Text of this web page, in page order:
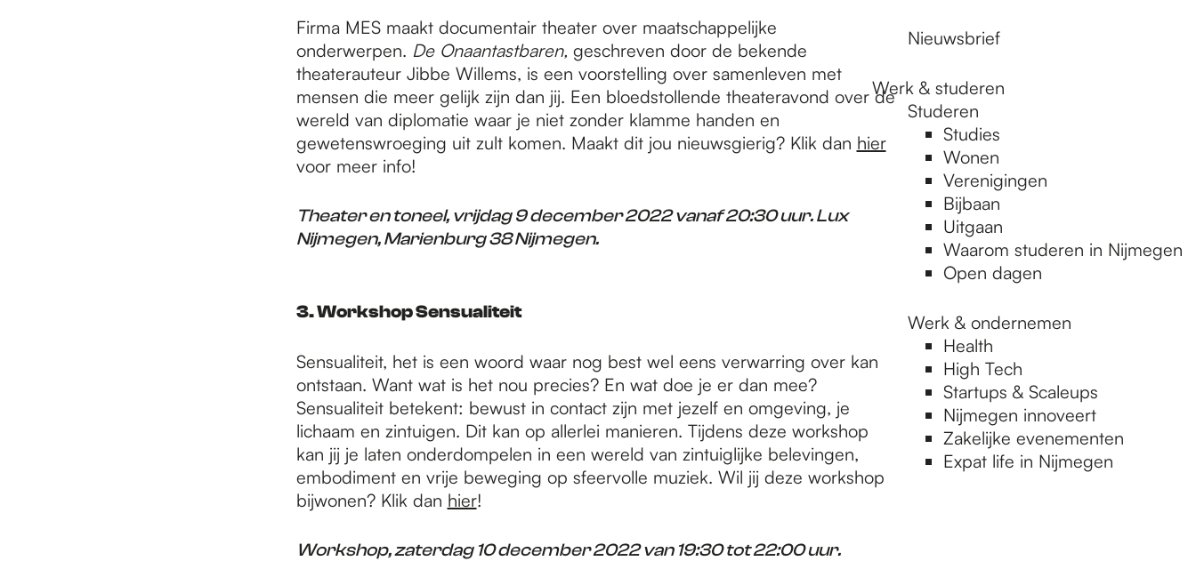
Nieuwsbrief
Werk & studeren
Studeren
Studies
Wonen
Verenigingen
Bijbaan
Uitgaan
Waarom studeren in Nijmegen
Open dagen
Werk & ondernemen
Health
High Tech
Startups & Scaleups
Nijmegen innoveert
Zakelijke evenementen
Expat life in Nijmegen
Firma MES maakt documentair theater over maatschappelijke
onderwerpen. De Onaantastbaren, geschreven door de bekende
theaterauteur Jibbe Willems, is een voorstelling over samenleven met
mensen die meer gelijk zijn dan jij. Een bloedstollende theateravond over de
wereld van diplomatie waar je niet zonder klamme handen en
gewetenswroeging uit zult komen. Maakt dit jou nieuwsgierig? Klik dan hier
voor meer info!
Theater en toneel, vrijdag 9 december 2022 vanaf 20:30 uur. Lux
Nijmegen, Marienburg 38 Nijmegen.
3. Workshop Sensualiteit
Sensualiteit, het is een woord waar nog best wel eens verwarring over kan
ontstaan. Want wat is het nou precies? En wat doe je er dan mee?
Sensualiteit betekent: bewust in contact zijn met jezelf en omgeving, je
lichaam en zintuigen. Dit kan op allerlei manieren. Tijdens deze workshop
kan jij je laten onderdompelen in een wereld van zintuiglijke belevingen,
embodiment en vrije beweging op sfeervolle muziek. Wil jij deze workshop
bijwonen? Klik dan hier!
Workshop, zaterdag 10 december 2022 van 19:30 tot 22:00 uur.